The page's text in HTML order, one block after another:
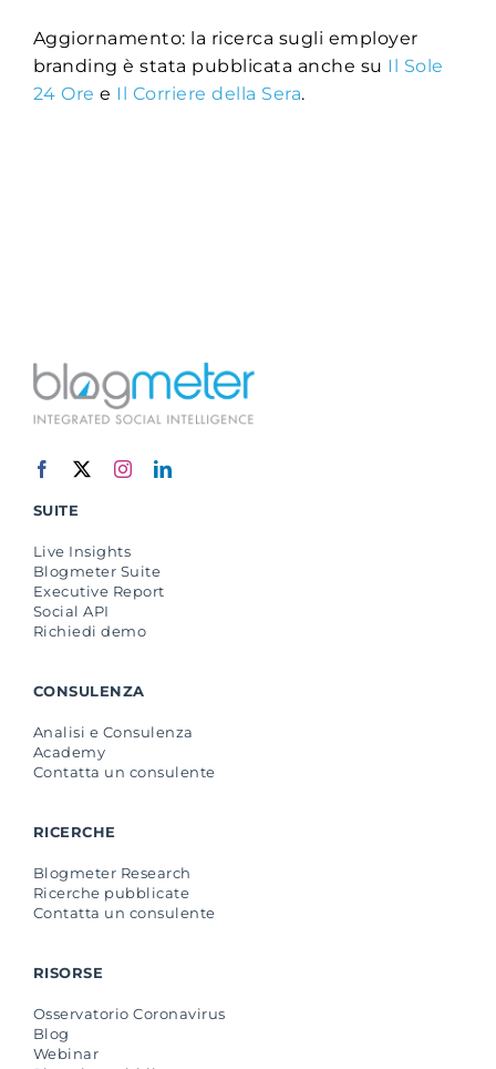
Aggiornamento: la ricerca sugli employer
branding è stata pubblicata anche su Il Sole
24 Oree Il Corriere della Sera.
SUITE
Live Insights
Blogmeter Suite
Executive Report
Social API
Richiedi demo
CONSULENZA
Analisi e Consulenza
Academy
Contatta un consulente
RICERCHE
Blogmeter Research
Ricerche pubblicate
Contatta un consulente
RISORSE
Osservatorio Coronavirus
Blog
Webinar